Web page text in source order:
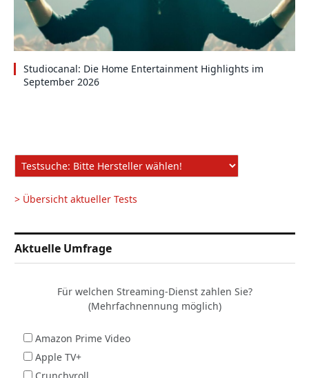
Studiocanal: Die Home Entertainment Highlights im
September 2026
> Übersicht aktueller Tests
Aktuelle Umfrage
Für welchen Streaming-Dienst zahlen Sie?
(Mehrfachnennung möglich)
Amazon Prime Video
Apple TV+